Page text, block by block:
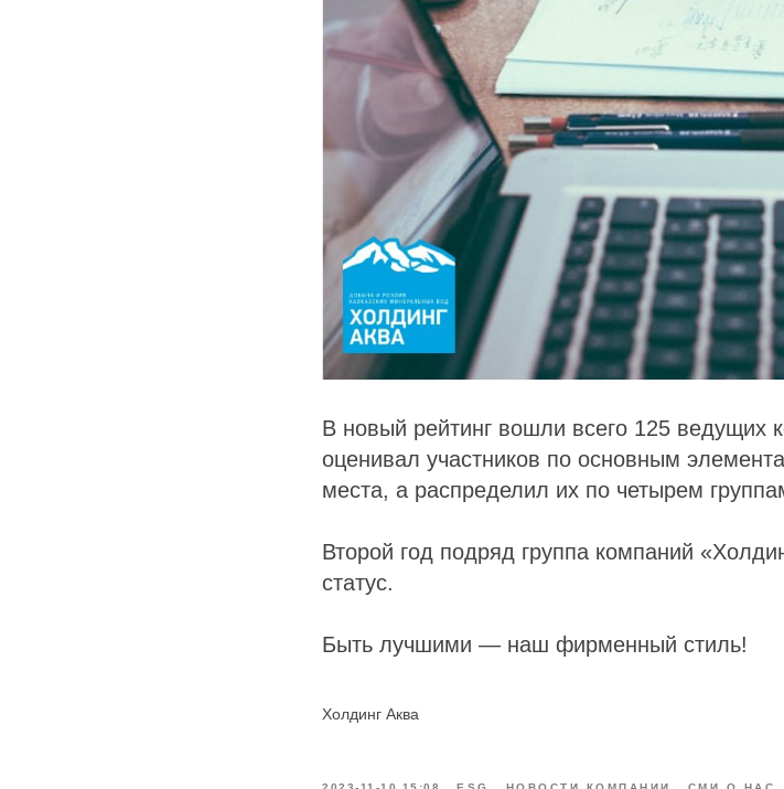
В новый рейтинг вошли всего 125 ведущих
оценивал участников по основным
места, а распределил их по четырем
Второй год подряд группа компаний
статус.
Быть лучшими — наш фирменный стиль!
Холдинг Аква